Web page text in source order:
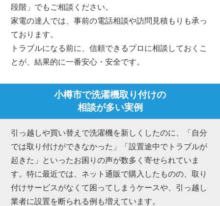
段階」でもご相談ください。
家電の達人では、事前の電話相談や訪問見積もりも承っ
ております。
トラブルになる前に、信頼できるプロに相談しておくこ
とが、結果的に一番安心・安全です。
小樽市で洗濯機取り付けの
相談が多い実例
引っ越しや買い替えで洗濯機を新しくしたのに、「自分
では取り付けができなかった」「設置途中でトラブルが
起きた」といったお困りの声が数多く寄せられていま
す。特に最近では、ネット通販で購入したものの、取り
付けサービスがなくて困ってしまうケースや、引っ越し
業者に設置を断られる例も増えています。